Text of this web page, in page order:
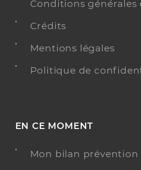
Conditions
Crédits
Mentions légales
Politique de
EN CE MOMENT
Mon bilan prévention